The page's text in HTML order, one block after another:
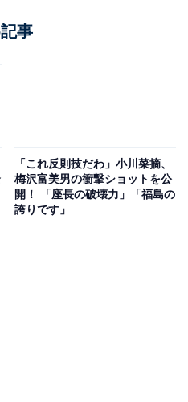
事
「これ反則技だわ」小川菜摘、
梅沢富美男の衝撃ショットを公
開！ 「座長の破壊力」「福島の
誇りです」